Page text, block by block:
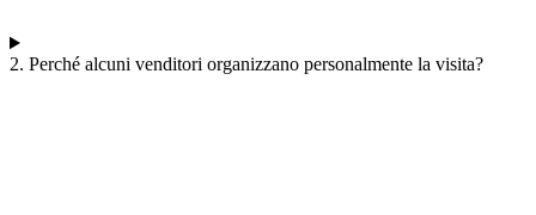
2. Perché alcuni venditori organizzano personalmente la visita?